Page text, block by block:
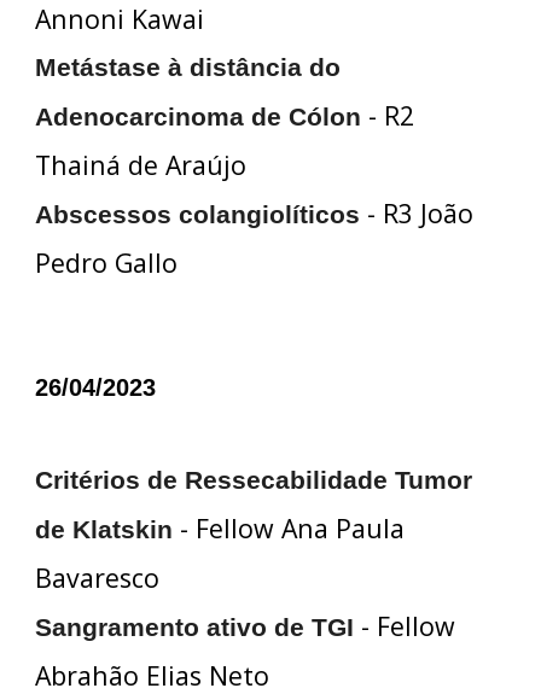
Annoni Kawai
Metástase à distância do
Adenocarcinoma de Cólon - R2
Thainá de Araújo
Abscessos colangiolíticos - R3 João
Pedro Gallo
26/04/2023
Critérios de Ressecabilidade Tumor
de Klatskin - Fellow Ana Paula
Bavaresco
Sangramento ativo de TGI - Fellow
Abrahão Elias Neto